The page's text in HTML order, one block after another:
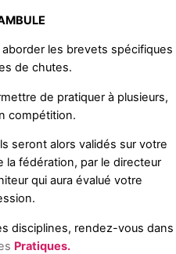
les brevets spécifiques
de chutes.
de pratiquer à plusieurs,
compétition.
seront alors validés sur votre
la fédération, par le directeur
qui aura évalué votre
disciplines, rendez-vous dans
Pratiques.